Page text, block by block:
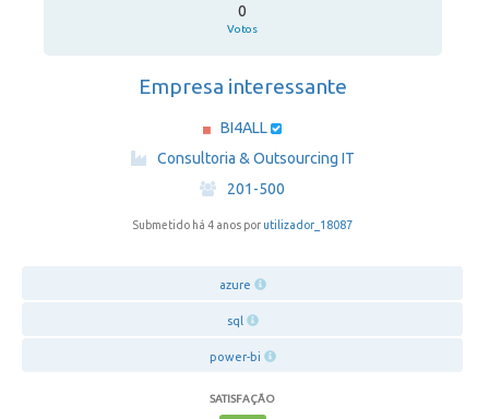
0
Votos
Empresa interessante
BI4ALL
·
Consultoria & Outsourcing IT
·
201-500
Submetido há 4 anos por utilizador_18087
azure
sql
power-bi
SATISFAÇÃO